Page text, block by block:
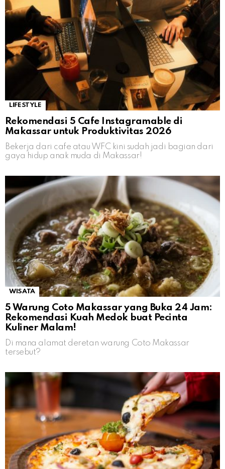
LIFESTYLE
Rekomendasi 5 Cafe Instagramable di
Makassar untuk Produktivitas 2026
Bekerja dari cafe atau WFC kini sudah jadi bagian dari
gaya hidup anak muda di Makassar!
WISATA
5 Warung Coto Makassar yang Buka 24 Jam:
Rekomendasi Kuah Medok buat Pecinta
Kuliner Malam!
Di mana alamat deretan warung Coto Makassar
tersebut?